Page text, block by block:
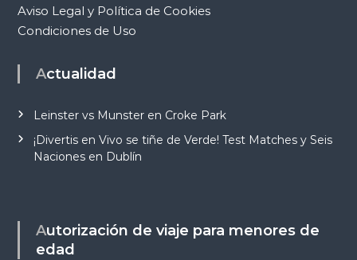
Aviso Legal y Política de Cookies
Condiciones de Uso
Actualidad
Leinster vs Munster en Croke Park
¡Divertis en Vivo se tiñe de Verde! Test Matches y Seis
Naciones en Dublín
Autorización de viaje para menores de
edad